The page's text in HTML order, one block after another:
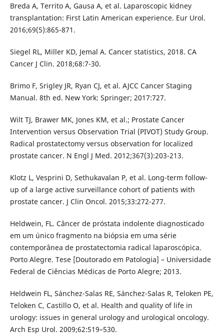
Breda A, Territo A, Gausa A, et al. Laparoscopic kidney
transplantation: First Latin American experience. Eur Urol.
2016;69(5):865-871.
Siegel RL, Miller KD, Jemal A. Cancer statistics, 2018. CA
Cancer J Clin. 2018;68:7-30.
Brimo F, Srigley JR, Ryan CJ, et al. AJCC Cancer Staging
Manual. 8th ed. New York: Springer; 2017:727.
Wilt TJ, Brawer MK, Jones KM, et al.; Prostate Cancer
Intervention versus Observation Trial (PIVOT) Study Group.
Radical prostatectomy versus observation for localized
prostate cancer. N Engl J Med. 2012;367(3):203-213.
Klotz L, Vesprini D, Sethukavalan P, et al. Long-term follow-
up of a large active surveillance cohort of patients with
prostate cancer. J Clin Oncol. 2015;33:272-277.
Heldwein, FL. Câncer de próstata indolente diagnosticado
em um único fragmento na biópsia em uma série
contemporânea de prostatectomia radical laparoscópica.
Porto Alegre. Tese [Doutorado em Patologia] – Universidade
Federal de Ciências Médicas de Porto Alegre; 2013.
Heldwein FL, Sánchez-Salas RE, Sánchez-Salas R, Teloken PE,
Teloken C, Castillo O, et al. Health and quality of life in
urology: issues in general urology and urological oncology.
Arch Esp Urol. 2009;62:519–530.